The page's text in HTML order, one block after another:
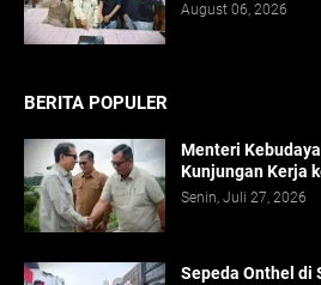
August 06, 2026
BERITA POPULER
Menteri
Kunjungan Kerja
Senin, Juli 27, 2026
Sepeda Onthel di